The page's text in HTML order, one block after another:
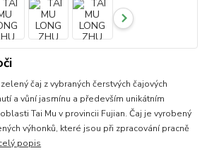
čaj z vybraných čerstvých čajových
a vůní jasmínu a především unikátním
Tai Mu v provincii Fujian. Čaj je vyrobený
výhonků, které jsou při zpracování pracně
popis